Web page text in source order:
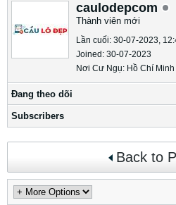
caulodepcom
Thành viên mới
Lần cuối: 30-07-2023,
Joined: 30-07-2023
Nơi Cư Ngụ: Hồ Chí Minh
Ðang theo dõi
Subscribers
Back to